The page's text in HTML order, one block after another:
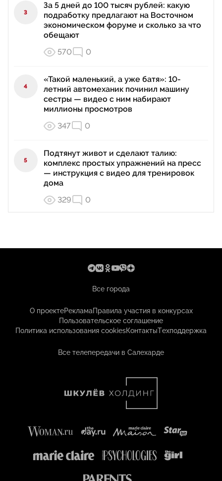
3
За 5 дней до 100 тысяч рублей: какую
подработку предлагают на Восточном
экономическом форуме и сколько за что
обещают
570
0
4
«Такой маленький, а уже батя»: 10-
летний автомеханик починил машину
сестры — видео с ним набирают
миллионы просмотров
347
0
5
Подтянут живот и сделают талию:
комплекс простых упражнений на пресс
— инструкция с видео для тренировок
дома
329
0
Все города
О проектеРекламаПравила участия в конкурсах
Пользовательское соглашение
Политика использования cookiesКонтактыТехподдержка
Все телепередачи в Салехарде